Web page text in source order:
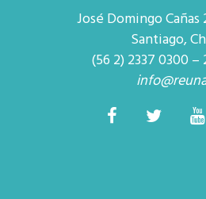
José Domingo Cañas
Santiago,
(56 2) 2337 0300 –